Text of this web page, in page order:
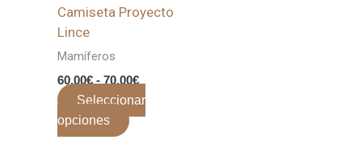
Camiseta Proyecto
Lince
Mamíferos
60,00€ - 70,00€
Seleccionar
opciones
Las
elegir
en
la